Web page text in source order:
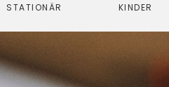
STATIONÄR KINDER